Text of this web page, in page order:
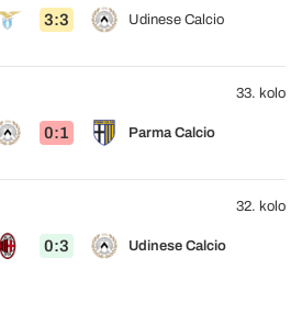
3:3 Udinese Calcio
0:1 Parma Calcio
33. kolo
0:3 Udinese Calcio
32. kolo